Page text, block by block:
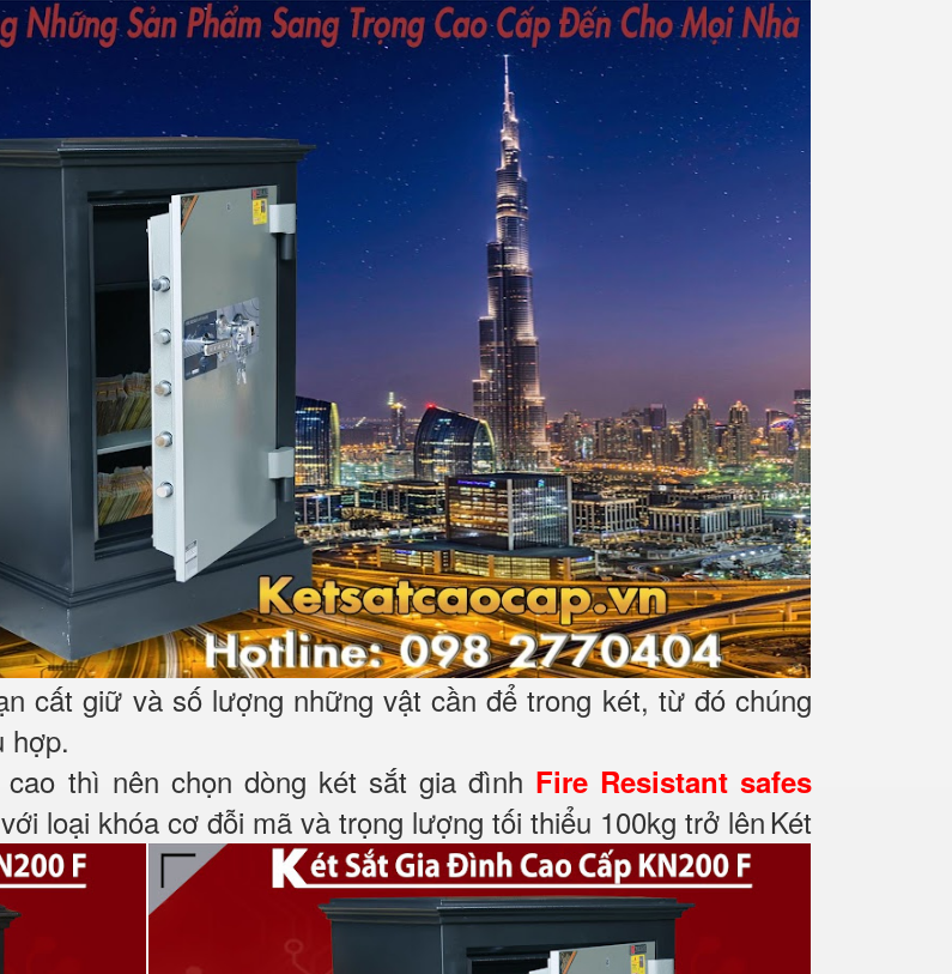
cất giữ và số lượng những vật cần để trong két, từ đó chúng
hợp.
thì nên chọn dòng két sắt gia đình Fire Resistant safes
loại khóa cơ đỗi mã và trọng lượng tối thiểu 100kg trở lên Két